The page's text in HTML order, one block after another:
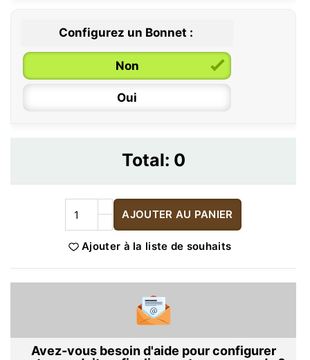
Configurez un Bonnet :
Non
Oui
Total: 0
AJOUTER AU PANIER
Ajouter à la liste de souhaits
Avez-vous besoin d'aide pour configurer